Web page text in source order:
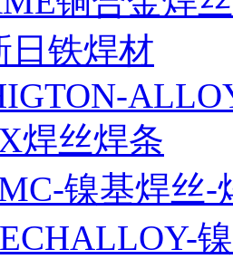
日铁焊材
焊丝焊条
镍基焊丝-